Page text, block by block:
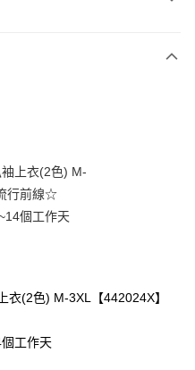
上衣(2色) M-
行前線☆
個工作天
衣(2色) M-3XL【442024X】
工作天